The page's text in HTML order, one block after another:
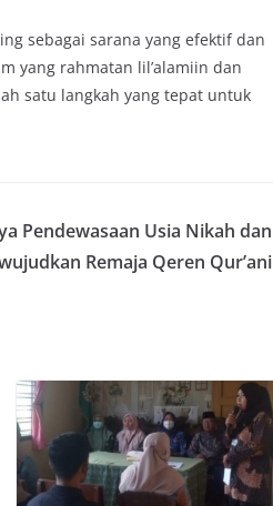
sebagai sarana yang efektif dan
yang rahmatan lil’alamiin dan
satu langkah yang tepat untuk
Pendewasaan Usia Nikah dan
Remaja Qeren Qur’ani